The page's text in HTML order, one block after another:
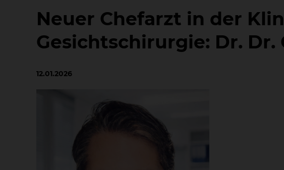
Neuer Chefarzt in der
Gesichtschirurgie: Dr. Dr.
12.01.2026